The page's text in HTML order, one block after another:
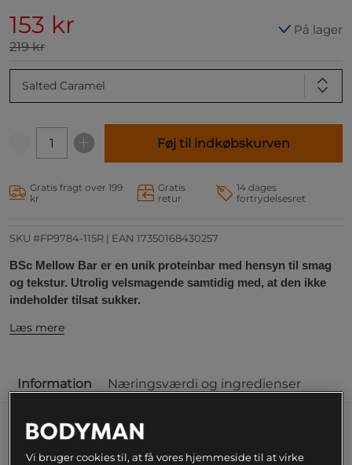
153 kr
219 kr
På lager
Salted Caramel
Føj til indkøbskurven
Gratis fragt over 199
kr
Gratis
retur
14 dages
fortrydelsesret
SKU #FP9784-115R | EAN 17350168430257
BSc Mellow Bar er en unik proteinbar med hensyn til smag
og tekstur. Utrolig velsmagende samtidig med, at den ikke
indeholder tilsat sukker.
Læs mere
Information Næringsværdi og ingredienser
Med 16 proteiner, intet tilsat sukker og kun 185
kcal pr. bar er dette et oplagt valg for dig, der
Vi bruger cookies til, at få vores hjemmeside til at virke